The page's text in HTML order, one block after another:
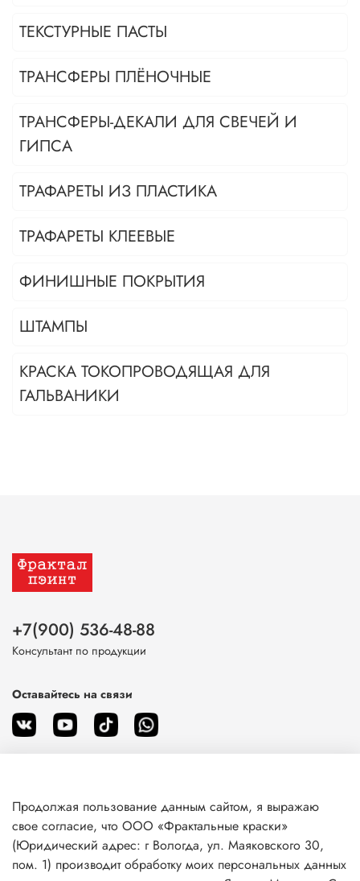
ТЕКСТУРНЫЕ ПАСТЫ
ТРАНСФЕРЫ ПЛЁНОЧНЫЕ
ТРАНСФЕРЫ-ДЕКАЛИ ДЛЯ СВЕЧЕЙ И
ГИПСА
ТРАФАРЕТЫ ИЗ ПЛАСТИКА
ТРАФАРЕТЫ КЛЕЕВЫЕ
ФИНИШНЫЕ ПОКРЫТИЯ
ШТАМПЫ
КРАСКА ТОКОПРОВОДЯЩАЯ ДЛЯ
ГАЛЬВАНИКИ
О магазине
Клиентам
+7(900) 536-48-88
Консультант по продукции
Оставайтесь на связи
Продолжая пользование данным сайтом, я выражаю
свое согласие, что ООО «Фрактальные краски»
(Юридический адрес: г Вологда, ул. Маяковского 30,
пом. 1) производит обработку моих персональных данных